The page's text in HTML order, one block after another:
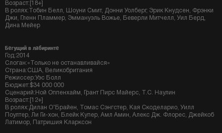
Возраст:[18+]
В ролях:Тобин Белл, Шоуни Смит, Донни Уолберг, Эрик Кнудсен, Фрэнки
Джи, Гленн Пламмер, Эммануэль Вожье, Беверли Митчелл, Уил Берд,
Дина Мейер
Бегущий в лабиринте
Год:2014
Слоган:«Только не останавливайся»
Страна:США, Великобритания
Режиссер:Уэс Болл
Бюджет:$34 000 000
Сценарий:Ной Оппенхайм, Грант Пирс Майерс, Т.С. Наулин
Возраст:[12+]
В ролях:Дилан О’Брайен, Томас Сэнгстер, Кая Скоделарио, Уилл
Поултер, Ли Ги-хон, Блейк Купер, Амл Амин, Алекс Дж. Флорес, Джейкоб
Латимор, Патришия Кларксон